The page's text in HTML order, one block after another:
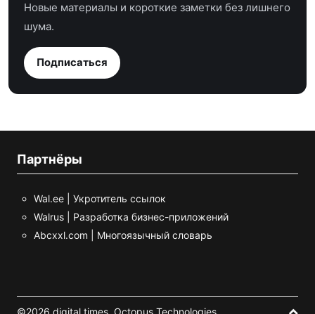
Новые материалы и короткие заметки без лишнего
шума.
Подписаться
Партнёры
Wal.ee | Укротитель ссылок
Walrus | Разработка бизнес-приложений
Abcxxl.com | Многоязычный словарь
©2026 digital times, Octopus Technologies